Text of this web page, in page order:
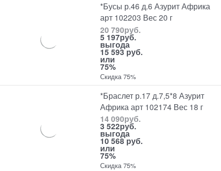
*Бусы р.46 д.6 Азурит Африка
арт 102203 Вес 20 г
20 790руб.
5 197руб.
выгода
15 593 руб.
или
75%
Скидка 75%
*Браслет р.17 д.7,5*8 Азурит
Африка арт 102174 Вес 18 г
14 090руб.
3 522руб.
выгода
10 568 руб.
или
75%
Скидка 75%